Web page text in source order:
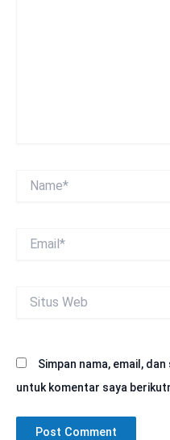
Web
Simpan nama, email,
untuk komentar saya